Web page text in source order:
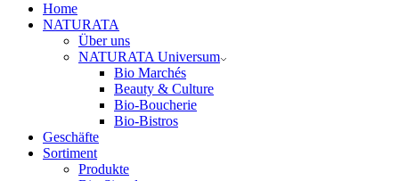
Home
NATURATA
Über uns
NATURATA Universum
Bio Marchés
Beauty & Culture
Bio-Boucherie
Bio-Bistros
Geschäfte
Sortiment
Produkte